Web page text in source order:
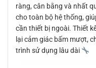
ràng, cân bằng và nhất
cho toàn bộ hệ thống,
cần thiết bị ngoài. Thiết
lại cảm giác bấm mượt,
trình sử dụng lâu dài